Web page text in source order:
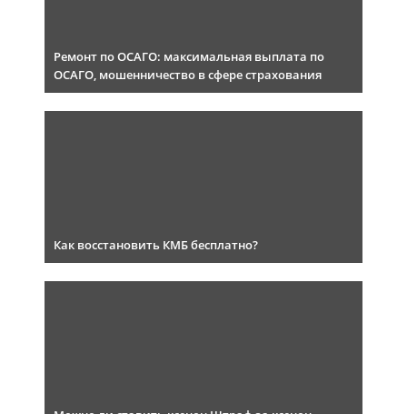
Ремонт по ОСАГО: максимальная выплата по
ОСАГО, мошенничество в сфере страхования
Как восстановить КМБ бесплатно?